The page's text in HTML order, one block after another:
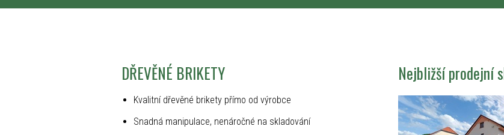
DŘEVĚNÉ BRIKETY
Kvalitní dřevěné brikety přímo od výrobce
Snadná manipulace, nenáročné na skladování
Nejbližší prodejní